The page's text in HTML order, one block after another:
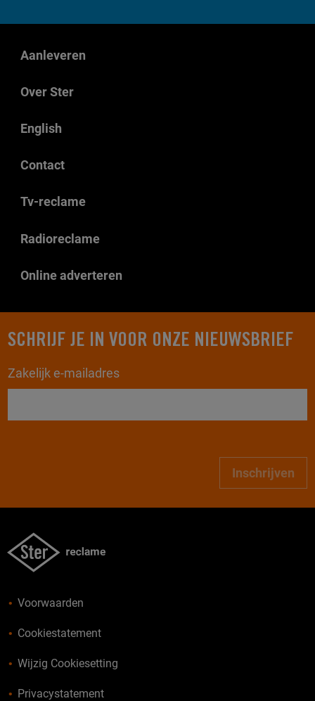
Aanleveren
Over Ster
English
Contact
Tv-reclame
Radioreclame
Online adverteren
SCHRIJF JE IN VOOR ONZE NIEUWSBRIEF
Zakelijk e-mailadres
Inschrijven
Voorwaarden
Cookiestatement
Wijzig Cookiesetting
Privacystatement